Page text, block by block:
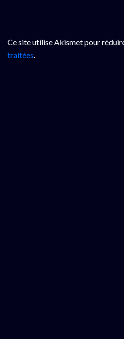
Ce site utilise Akismet pour
traitées.